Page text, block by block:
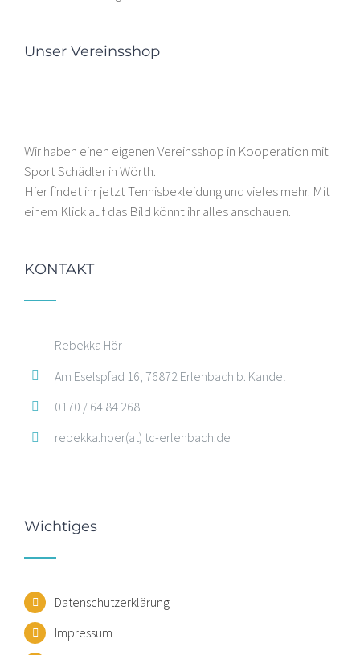
Unser Vereinsshop
Wir haben einen eigenen Vereinsshop in Kooperation mit
Sport Schädler in Wörth.
Hier findet ihr jetzt Tennisbekleidung und vieles mehr. Mit
einem Klick auf das Bild könnt ihr alles anschauen.
KONTAKT
Rebekka Hör
Am Eselspfad 16, 76872 Erlenbach b. Kandel
0170 / 64 84 268
rebekka.hoer(at) tc-erlenbach.de
Wichtiges
Datenschutzerklärung
Impressum